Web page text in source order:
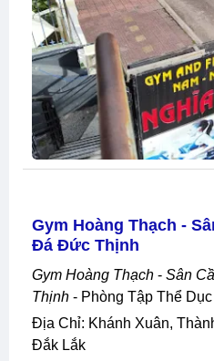
Gym Hoàng Thạch -
Đá Đức Thịnh
Gym Hoàng Thạch - Sân
Thịnh - Phòng Tập Thể Dục
Địa Chỉ: Khánh Xuân, Thành Phố Buôn Ma Thuột,
Đắk Lắk